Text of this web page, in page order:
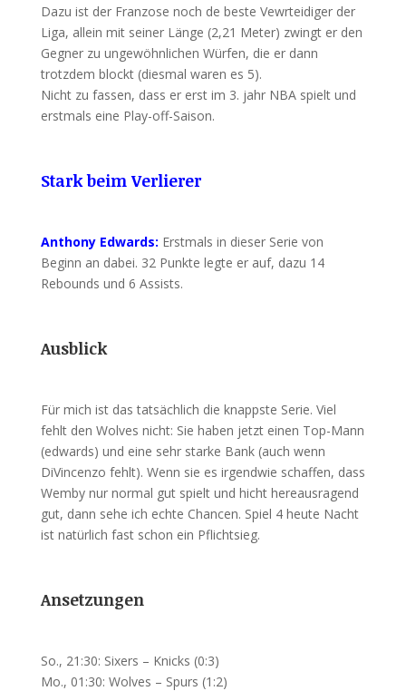
Dazu ist der Franzose noch de beste Vewrteidiger der
Liga, allein mit seiner Länge (2,21 Meter) zwingt er den
Gegner zu ungewöhnlichen Würfen, die er dann
trotzdem blockt (diesmal waren es 5).
Nicht zu fassen, dass er erst im 3. jahr NBA spielt und
erstmals eine Play-off-Saison.
Stark beim Verlierer
Anthony Edwards: Erstmals in dieser Serie von
Beginn an dabei. 32 Punkte legte er auf, dazu 14
Rebounds und 6 Assists.
Ausblick
Für mich ist das tatsächlich die knappste Serie. Viel
fehlt den Wolves nicht: Sie haben jetzt einen Top-Mann
(edwards) und eine sehr starke Bank (auch wenn
DiVincenzo fehlt). Wenn sie es irgendwie schaffen, dass
Wemby nur normal gut spielt und hicht hereausragend
gut, dann sehe ich echte Chancen. Spiel 4 heute Nacht
ist natürlich fast schon ein Pflichtsieg.
Ansetzungen
So., 21:30: Sixers – Knicks (0:3)
Mo., 01:30: Wolves – Spurs (1:2)